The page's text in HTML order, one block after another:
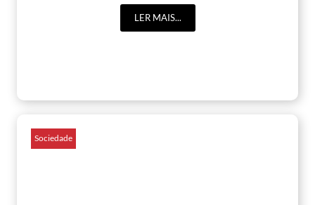
LER MAIS...
Sociedade